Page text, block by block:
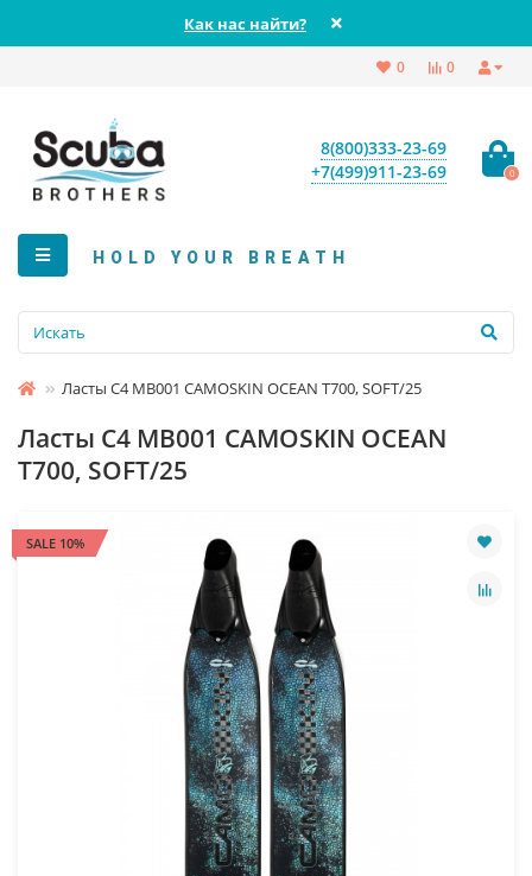
Как нас найти?
0
0
8(800)333-23-69
+7(499)911-23-69
0
HOLD YOUR BREATH
Ласты C4 MB001 CAMOSKIN OCEAN T700, SOFT/25
Ласты C4 MB001 CAMOSKIN OCEAN
T700, SOFT/25
SALE 10%